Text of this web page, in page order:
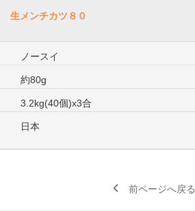
生メンチカツ８０
ノースイ
約80g
3.2kg(40個)x3合
日本
前ページへ戻る